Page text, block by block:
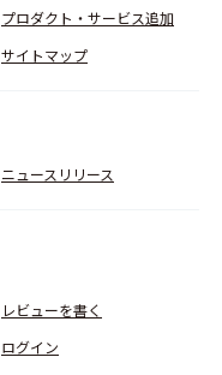
プロダクト・サービス追加
サイトマップ
ニュースリリース
レビューを書く
ログイン